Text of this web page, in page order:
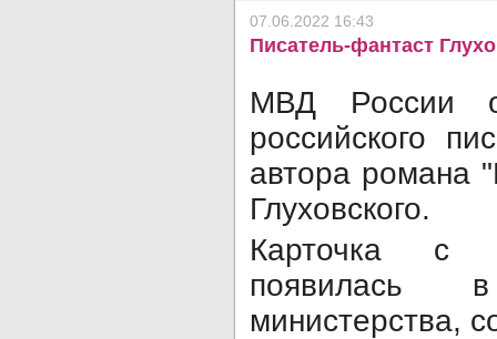
07.06.2022 16:43
Писатель-фантаст
МВД России
российского
автора романа
Глуховского.
Карточка с
появилась
министерства,